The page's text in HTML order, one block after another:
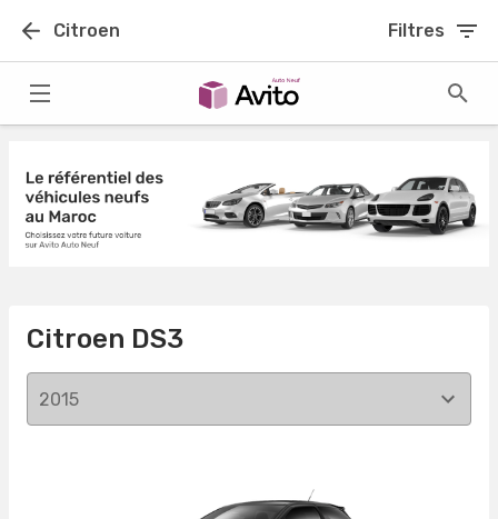
Citroen Filtres
Citroen DS3
2015